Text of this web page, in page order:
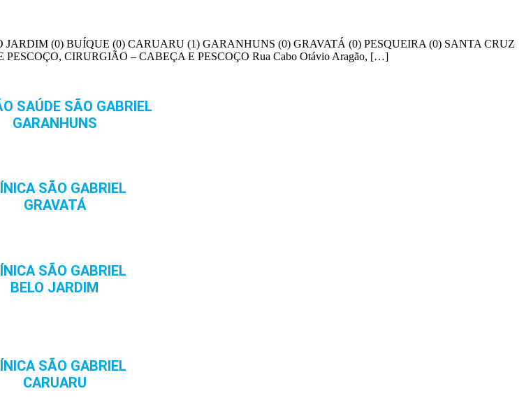
JARDIM (0) BUÍQUE (0) CARUARU (1) GARANHUNS (0) GRAVATÁ (0) PESQUEIRA (0) SANTA CRUZ
CIRURGIÃO – CABEÇA E PESCOÇO Rua Cabo Otávio Aragão, […]
SAÚDE SÃO GABRIEL
GARANHUNS
SÃO GABRIEL
GRAVATÁ
SÃO GABRIEL
BELO JARDIM
SÃO GABRIEL
CARUARU